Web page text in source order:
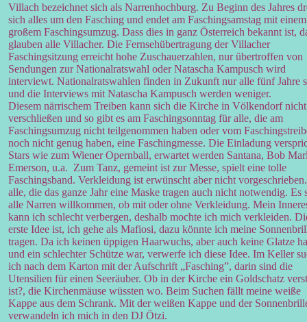
Villach bezeichnet sich als Narrenhochburg. Zu Beginn des Jahres
sich alles um den Fasching und endet am Faschingsamstag mit einem
großem Faschingsumzug. Dass dies in ganz Österreich bekannt ist,
glauben alle Villacher. Die Fernsehübertragung der Villacher
Faschingsitzung erreicht hohe Zuschauerzahlen, nur übertroffen von
Sendungen zur Nationalratswahl oder Natascha Kampusch wird
interviewt. Nationalratswahlen finden in Zukunft nur alle fünf Jahre
und die Interviews mit Natascha Kampusch werden weniger.
Diesem närrischem Treiben kann sich die Kirche in Völkendorf nicht
verschließen und so gibt es am Faschingsonntag für alle, die am
Faschingsumzug nicht teilgenommen haben oder vom
noch nicht genug haben, eine Faschingmesse. Die Einladung
Stars wie zum Wiener Opernball, erwartet werden Santana, Bob
Emerson, u.a. Zum Tanz, gemeint ist zur Messe, spielt eine tolle
Faschingsband. Verkleidung ist erwünscht aber nicht
alle, die das ganze Jahr eine Maske tragen auch nicht notwendig. Es
alle Narren willkommen, ob mit oder ohne Verkleidung. Mein
kann ich schlecht verbergen, deshalb mochte ich mich verkleiden.
erste Idee ist, ich gehe als Mafiosi, dazu könnte ich meine
tragen. Da ich keinen üppigen Haarwuchs, aber auch keine Glatze
und ein schlechter Schütze war, verwerfe ich diese Idee. Im Keller
ich nach dem Karton mit der Aufschrift „Fasching”, darin sind die
Utensilien für einen Seeräuber. Ob in der Kirche ein Goldschatz
ist?, die Kirchenmäuse wüssten wo. Beim Suchen fällt meine weiße
Kappe aus dem Schrank. Mit der weißen Kappe und der
verwandeln ich mich in den DJ Ötzi.